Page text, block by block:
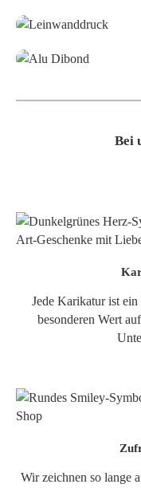
Bei
Jede Karikatur ist
besonderen Wert
Wir zeichnen so lange